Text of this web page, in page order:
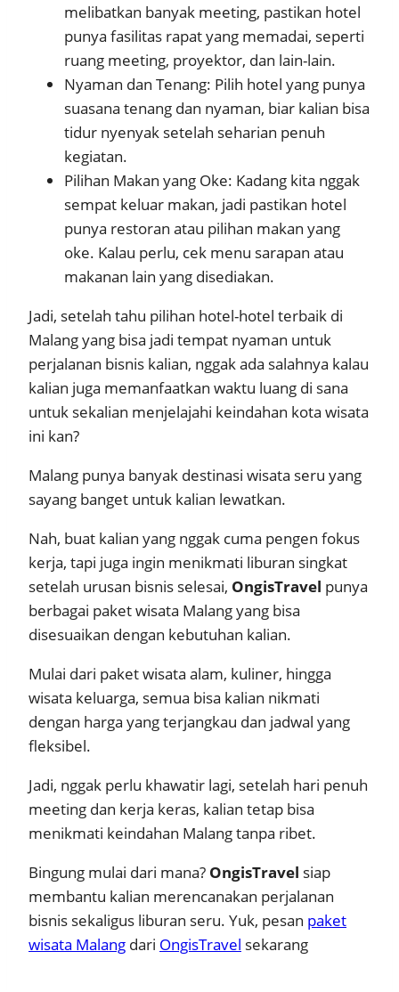
melibatkan banyak meeting, pastikan hotel
punya fasilitas rapat yang memadai, seperti
ruang meeting, proyektor, dan lain-lain.
Nyaman dan Tenang: Pilih hotel yang punya
suasana tenang dan nyaman, biar kalian bisa
tidur nyenyak setelah seharian penuh
kegiatan.
Pilihan Makan yang Oke: Kadang kita nggak
sempat keluar makan, jadi pastikan hotel
punya restoran atau pilihan makan yang
oke. Kalau perlu, cek menu sarapan atau
makanan lain yang disediakan.
Jadi, setelah tahu pilihan hotel-hotel terbaik di
Malang yang bisa jadi tempat nyaman untuk
perjalanan bisnis kalian, nggak ada salahnya kalau
kalian juga memanfaatkan waktu luang di sana
untuk sekalian menjelajahi keindahan kota wisata
ini kan?
Malang punya banyak destinasi wisata seru yang
sayang banget untuk kalian lewatkan.
Nah, buat kalian yang nggak cuma pengen fokus
kerja, tapi juga ingin menikmati liburan singkat
setelah urusan bisnis selesai, OngisTravel punya
berbagai paket wisata Malang yang bisa
disesuaikan dengan kebutuhan kalian.
Mulai dari paket wisata alam, kuliner, hingga
wisata keluarga, semua bisa kalian nikmati
dengan harga yang terjangkau dan jadwal yang
fleksibel.
Jadi, nggak perlu khawatir lagi, setelah hari penuh
meeting dan kerja keras, kalian tetap bisa
menikmati keindahan Malang tanpa ribet.
Bingung mulai dari mana? OngisTravel siap
membantu kalian merencanakan perjalanan
bisnis sekaligus liburan seru. Yuk, pesan paket
wisata Malang dari OngisTravel sekarang